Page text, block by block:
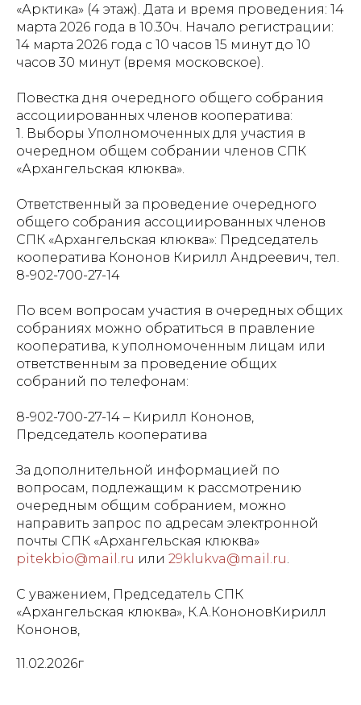
«Арктика» (4 этаж). Дата и время проведения: 14
марта 2026 года в 10.30ч. Начало регистрации:
14 марта 2026 года с 10 часов 15 минут до 10
часов 30 минут (время московское).
Повестка дня очередного общего собрания
ассоциированных членов кооператива:
1. Выборы Уполномоченных для участия в
очередном общем собрании членов СПК
«Архангельская клюква».
Ответственный за проведение очередного
общего собрания ассоциированных членов
СПК «Архангельская клюква»: Председатель
кооператива Кононов Кирилл Андреевич, тел.
8-902-700-27-14
По всем вопросам участия в очередных общих
собраниях можно обратиться в правление
кооператива, к уполномоченным лицам или
ответственным за проведение общих
собраний по телефонам:
8-902-700-27-14 – Кирилл Кононов,
Председатель кооператива
За дополнительной информацией по
вопросам, подлежащим к рассмотрению
очередным общим собранием, можно
направить запрос по адресам электронной
почты СПК «Архангельская клюква»
pitekbio@mail.ru или 29klukva@mail.ru
С уважением, Председатель СПК
«Архангельская клюква», К.А.КононовКирилл
Кононов,
11.02.2026г